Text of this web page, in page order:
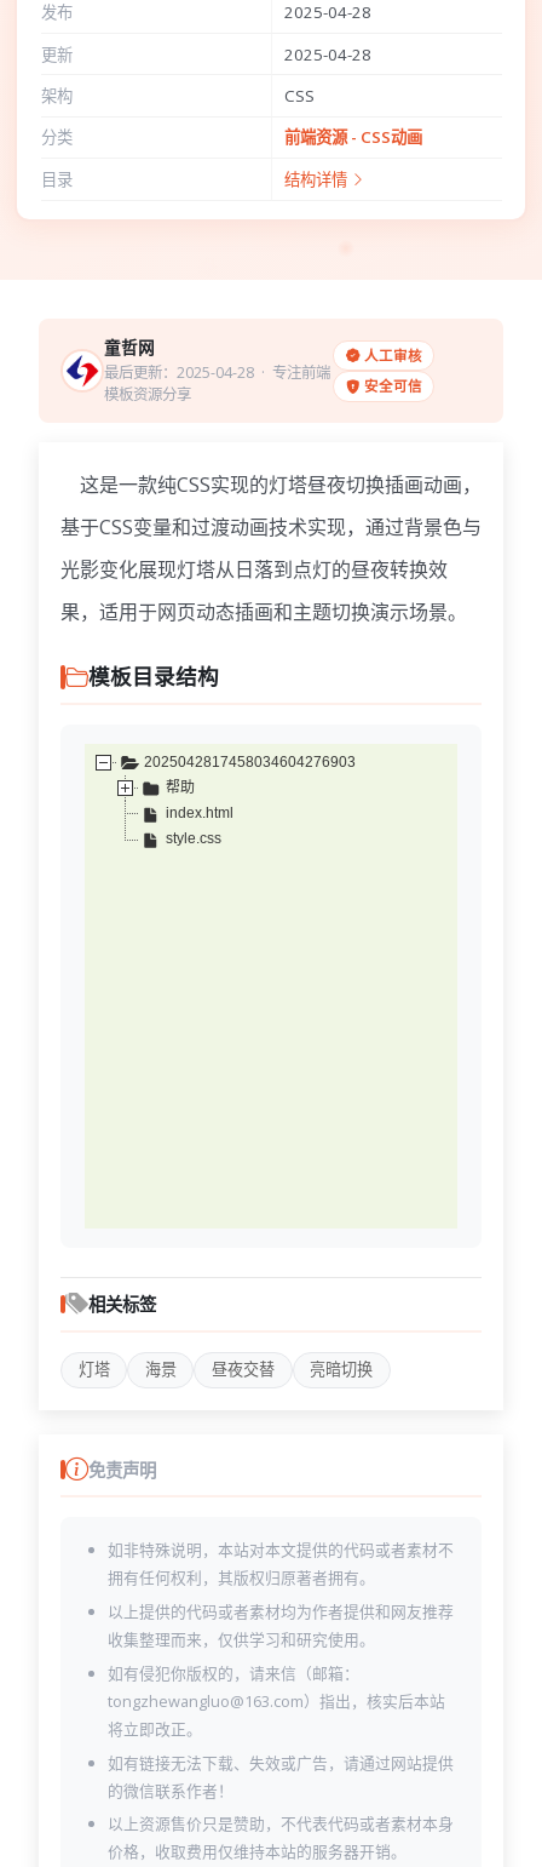
发布
2025-04-28
更新
2025-04-28
架构
CSS
分类
前端资源 - CSS动画
目录
结构详情
童哲网
最后更新：2025-04-28· 专注前端
模板资源分享
人工审核
安全可信
这是一款纯CSS实现的灯塔昼夜切换插画动画，
基于CSS变量和过渡动画技术实现，通过背景色与
光影变化展现灯塔从日落到点灯的昼夜转换效
果，适用于网页动态插画和主题切换演示场景。
模板目录结构
2025042817458034604276903
帮助
index.html
style.css
相关标签
灯塔 海景 昼夜交替 亮暗切换
免责声明
如非特殊说明，本站对本文提供的代码或者素材不
拥有任何权利，其版权归原著者拥有。
以上提供的代码或者素材均为作者提供和网友推荐
收集整理而来，仅供学习和研究使用。
如有侵犯你版权的，请来信（邮箱：
tongzhewangluo@163.com）指出，核实后本站
将立即改正。
如有链接无法下载、失效或广告，请通过网站提供
的微信联系作者！
以上资源售价只是赞助，不代表代码或者素材本身
价格，收取费用仅维持本站的服务器开销。